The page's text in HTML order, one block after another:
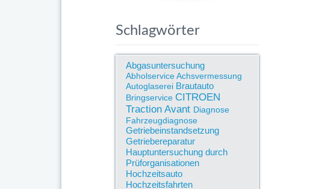
Schlagwörter
Abgasuntersuchung
AbholserviceAchsvermessung
Autoglaserei Brautauto
Bringservice CITROEN
Traction Avant Diagnose
Fahrzeugdiagnose
Getriebeinstandsetzung
Getriebereparatur
Hauptuntersuchung durch
Prüforganisationen
Hochzeitsauto
Hochzeitsfahrten